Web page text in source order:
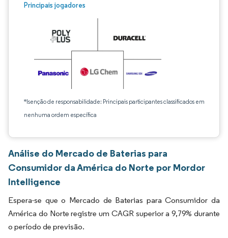
Principais jogadores
*Isenção de responsabilidade: Principais participantes classificados em
nenhuma ordem específica
Análise do Mercado de Baterias para
Consumidor da América do Norte por Mordor
Intelligence
Espera-se que o Mercado de Baterias para Consumidor da
América do Norte registre um CAGR superior a 9,79% durante
o período de previsão.